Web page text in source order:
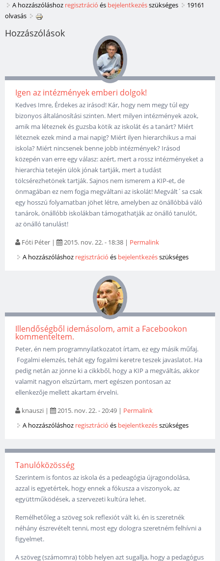
A hozzászóláshoz regisztráció és bejelentkezésszükséges
19161
olvasás
Hozzászólások
Igen az intézmények emberi dolgok!
Kedves Imre, Érdekes az irásod! Kár, hogy nem megy túl egy
bizonyos általánosítási szinten. Mert milyen intézmények azok,
amik ma léteznek és guzsba kötik az iskolát és a tanárt? Miért
léteznek ezek mind a mai napig? Miért ilyen hierarchikus a mai
iskola? Miért nincsenek benne jobb intézmények? Irásod
közepén van erre egy válasz: azért, mert a rossz intézményeket a
hierarchia tetején ülök jónak tartják, mert a tudást
tölcsérezhetönek tartják. Sajnos nem ismerem a KIP-et, de
önmagában ez nem fogja megváltani az iskolát! Megvált´sa csak
egy hosszú folyamatban jöhet létre, amelyben az önállóbbá váló
tanárok, önállóbb iskolákban támogathatják az önálló tanulót,
az önálló tanulást!
Fóti Péter | 2015. nov. 22. - 18:38 | Permalink
A hozzászóláshoz regisztráció és bejelentkezésszükséges
Illendőségből idemásolom, amit a Facebookon
kommenteltem.
Peter, én nem programnyilatkozatot írtam, ez egy másik műfaj.
Fogalmi elemzés, tehát egy fogalmi keretre teszek javaslatot. Ha
pedig netán az jönne ki a cikkből, hogy a KIP a megváltás, akkor
valamit nagyon elszúrtam, mert egészen pontosan az
ellenkezője mellett akartam érvelni.
knauszi | 2015. nov. 22. - 20:49 | Permalink
A hozzászóláshoz regisztráció és bejelentkezésszükséges
Tanulóközösség
Szerintem is fontos az iskola és a pedeagógia újragondolása,
azzal is egyetértek, hogy ennek a fókusza a viszonyok, az
együttműködések, a szervezeti kultúra lehet.
Remélhetőleg a szöveg sok reflexiót vált ki, én is szeretnék
néhány észrevételt tenni, most egy dologra szeretném felhívni a
figyelmet.
A szöveg (számomra) több helyen azt sugallja, hogy a pedagógus